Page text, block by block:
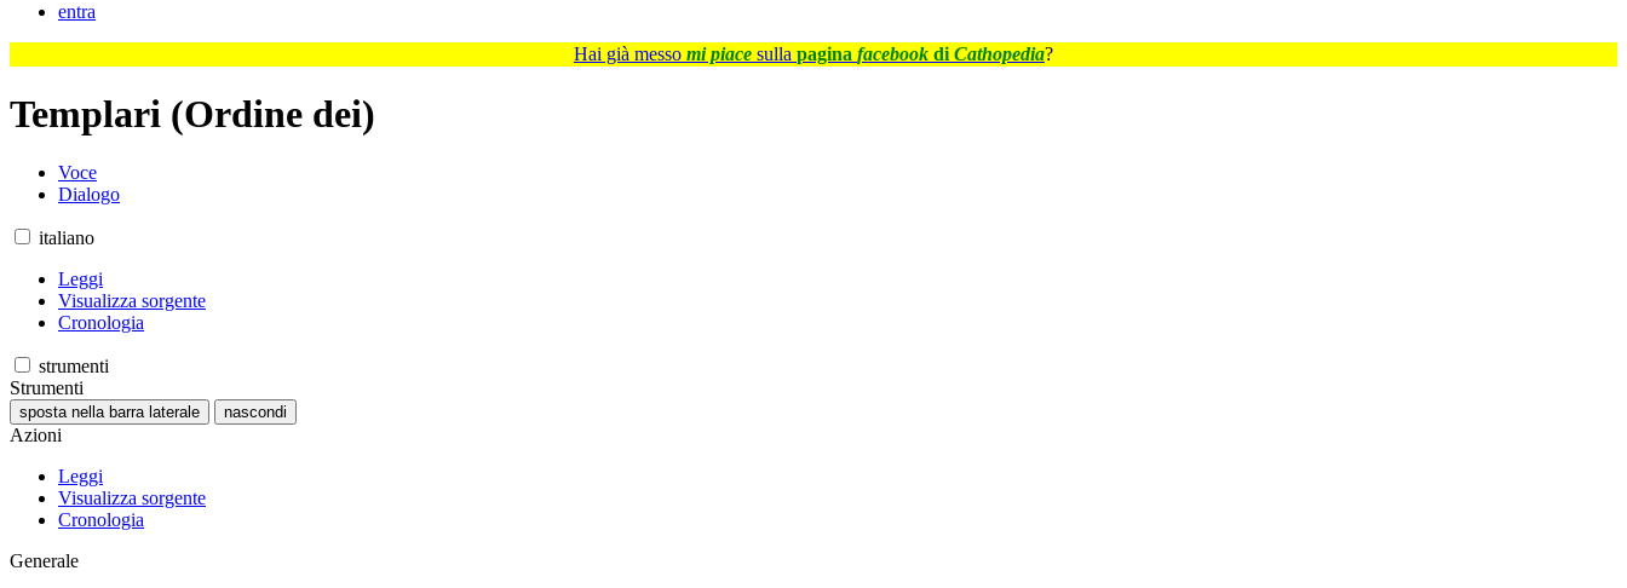
entra
Hai già messo mi piace sulla pagina facebook di Cathopedia?
Templari (Ordine dei)
Voce
Dialogo
italiano
Leggi
Visualizza sorgente
Cronologia
strumenti
Strumenti
sposta nella barra laterale nascondi
Azioni
Leggi
Visualizza sorgente
Cronologia
Generale